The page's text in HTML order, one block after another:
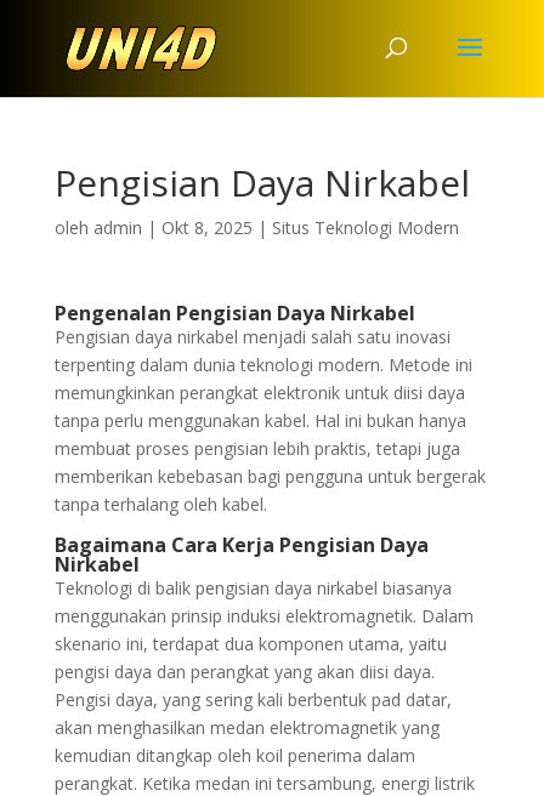
Pengisian Daya Nirkabel
oleh admin | Okt 8, 2025 | Situs Teknologi Modern
Pengenalan Pengisian Daya Nirkabel
Pengisian daya nirkabel menjadi salah satu inovasi
terpenting dalam dunia teknologi modern. Metode ini
memungkinkan perangkat elektronik untuk diisi daya
tanpa perlu menggunakan kabel. Hal ini bukan hanya
membuat proses pengisian lebih praktis, tetapi juga
memberikan kebebasan bagi pengguna untuk bergerak
tanpa terhalang oleh kabel.
Bagaimana Cara Kerja Pengisian Daya
Nirkabel
Teknologi di balik pengisian daya nirkabel biasanya
menggunakan prinsip induksi elektromagnetik. Dalam
skenario ini, terdapat dua komponen utama, yaitu
pengisi daya dan perangkat yang akan diisi daya.
Pengisi daya, yang sering kali berbentuk pad datar,
akan menghasilkan medan elektromagnetik yang
kemudian ditangkap oleh koil penerima dalam
perangkat. Ketika medan ini tersambung, energi listrik